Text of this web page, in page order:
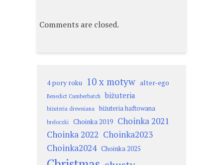
Comments are closed.
4 pory roku 10 x motyw alter-ego
Benedict Cumberbatch biżuteria
biżuteria drewniana biżuteria haftowana
breloczki Choinka 2019 Choinka 2021
Choinka 2022 Choinka2023
Choinka2024 Choinka 2025